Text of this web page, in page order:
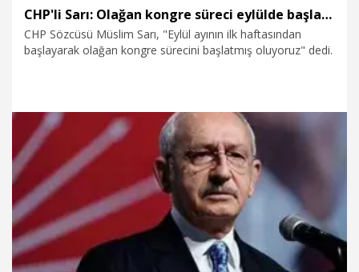
CHP'li Sarı: Olağan kongre süreci eylülde başlayacak
CHP Sözcüsü Müslim Sarı, "Eylül ayının ilk haftasından
başlayarak olağan kongre sürecini başlatmış oluyoruz" dedi.
23.06.2026